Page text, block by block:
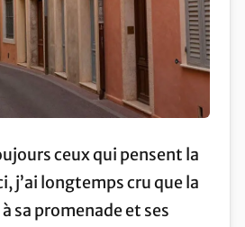
ceux qui pensent la
j’ai longtemps cru que la
sa promenade et ses